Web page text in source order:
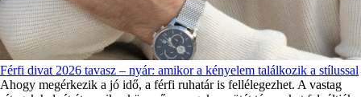
Férfi divat 2026 tavasz – nyár: amikor a kényelem találkozik a stílussal
Ahogy megérkezik a jó idő, a férfi ruhatár is fellélegezhet. A vastag